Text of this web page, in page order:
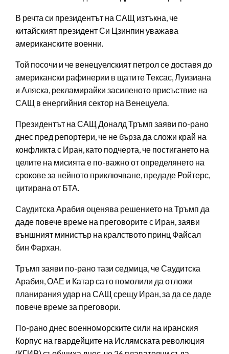
В речта си президентът на САЩ изтъкна, че
китайският президент Си Цзинпин уважава
американските военни.
Той посочи и че венецуелският петрол се доставя до
американски рафинерии в щатите Тексас, Луизиана
и Аляска, рекламирайки засиленото присъствие на
САЩ в енергийния сектор на Венецуела.
Президентът на САЩ Доналд Тръмп заяви по-рано
днес пред репортери, че не бърза да сложи край на
конфликта с Иран, като подчерта, че постигането на
целите на мисията е по-важно от определянето на
срокове за нейното приключване, предаде Ройтерс,
цитирана от БТА.
Саудитска Арабия оценява решението на Тръмп да
даде повече време на преговорите с Иран, заяви
външният министър на кралството принц Файсал
бин Фархан.
Тръмп заяви по-рано тази седмица, че Саудитска
Арабия, ОАЕ и Катар са го помолили да отложи
планирания удар на САЩ срещу Иран, за да се даде
повече време за преговори.
По-рано днес военноморските сили на иранския
Корпус на гвардейците на Ислямската революция